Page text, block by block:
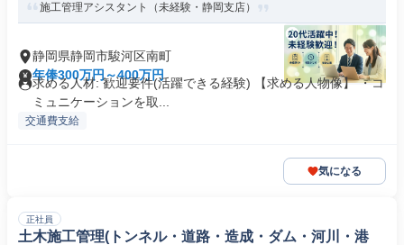
施工管理アシスタント（未経験・静岡支店）
静岡県静岡市駿河区南町
年俸300万円～400万円
求める人材: 歓迎要件(活躍できる経験) 【求める人物像】 ・コ
ミュニケーションを取...
交通費支給
気になる
正社員
土木施工管理(トンネル・道路・造成・ダム・河川・港